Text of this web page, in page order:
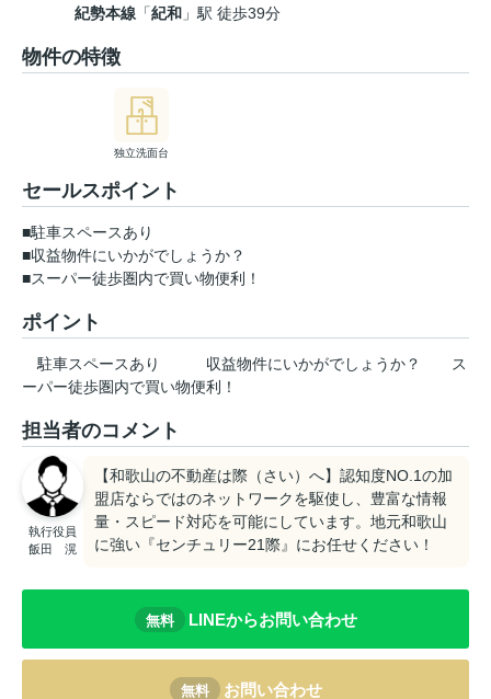
紀勢本線 「紀和 」駅 徒歩39分
物件の特徴
独立洗面台
セールスポイント
■駐車スペースあり
■収益物件にいかがでしょうか？
■スーパー徒歩圏内で買い物便利！
ポイント
駐車スペースあり 収益物件にいかがでしょうか？
ス
ーパー徒歩圏内で買い物便利！
担当者のコメント
執行役員
飯田 滉
【和歌山の不動産は際（さい）へ】認知度NO.1の加
盟店ならではのネットワークを駆使し、豊富な情報
量・スピード対応を可能にしています。地元和歌山
に強い『センチュリー21際』にお任せください！
無料 LINEからお問い合わせ
無料 お問い合わせ